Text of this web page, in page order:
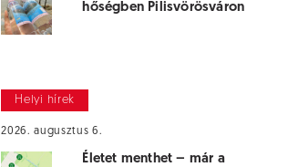
hőségben Pilisvörösváron
Helyi hírek
2026. augusztus 6.
Életet menthet – már a